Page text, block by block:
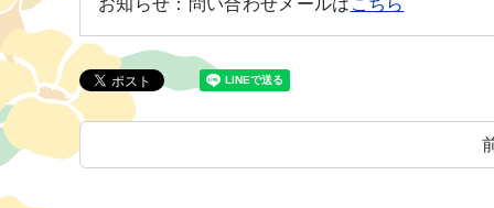
お知らせ： 問い合わせメールは こちら